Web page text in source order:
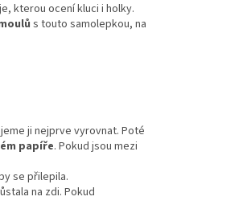
kterou ocení kluci i holky.
s touto samolepkou, na
ji nejprve vyrovnat. Poté
papíře. Pokud jsou mezi
se přilepila.
na zdi. Pokud